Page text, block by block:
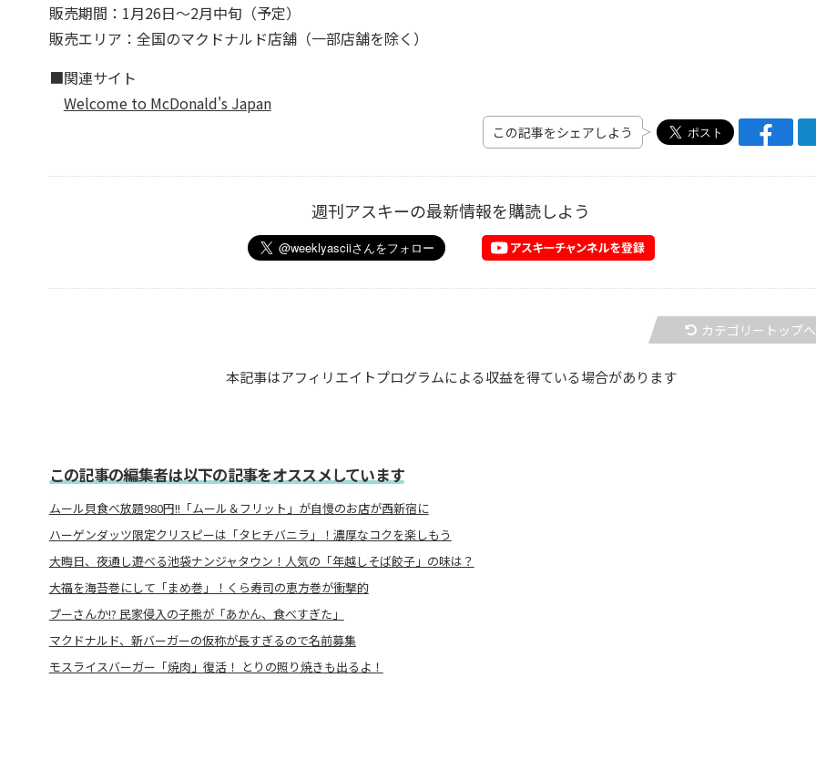
販売期間：1月26日～2月中旬（予定）
販売エリア：全国のマクドナルド店舗（一部店舗を除く）
■関連サイト
Welcome to McDonald's Japan
この記事をシェアしよう
週刊アスキーの最新情報を購読しよう
カテゴリートップへ
本記事はアフィリエイトプログラムによる収益を得ている場合があります
この記事の編集者は以下の記事をオススメしています
ムール貝食べ放題980円!!「ムール＆フリット」が自慢のお店が西新宿に
ハーゲンダッツ限定クリスピーは「タヒチバニラ」！濃厚なコクを楽しもう
大晦日、夜通し遊べる池袋ナンジャタウン！人気の「年越しそば餃子」の味は？
大福を海苔巻にして「まめ巻」！くら寿司の恵方巻が衝撃的
プーさんか!? 民家侵入の子熊が「あかん、食べすぎた」
マクドナルド、新バーガーの仮称が長すぎるので名前募集
モスライスバーガー「焼肉」復活！ とりの照り焼きも出るよ！